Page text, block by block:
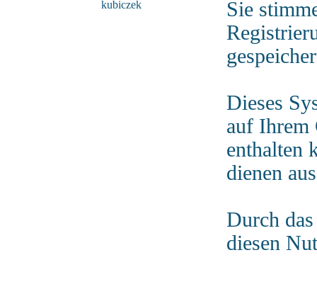
kubiczek
Sie
Dieses
auf Ihrem
enthalten
dienen
Durch
diesen